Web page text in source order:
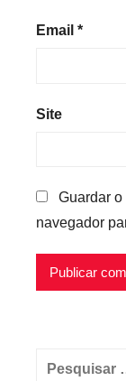
Email *
Site
Guardar
navegador
Pesquisar